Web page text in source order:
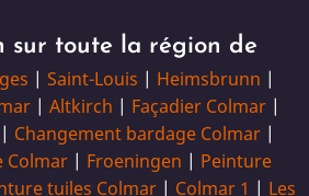
sur toute la région de
| Saint-Louis | Heimsbrunn |
| Altkirch | Façadier Colmar |
Changement bardage Colmar|
Colmar | Froeningen | Peinture
tuiles Colmar | Colmar 1 | Les